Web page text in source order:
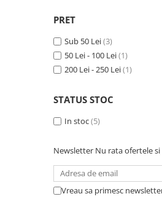
Ingrijire maini si picioare
Ingrijire par
Scutece adulti
Igiena intima
Produse anti-insecte
Protectie solara
PRET
Sub 50 Lei(3)
50 Lei - 100 Lei(1)
200 Lei - 250 Lei(1)
STATUS STOC
In stoc(5)
Newsletter Nu rata ofertele
Vreau sa primesc